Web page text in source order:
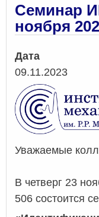
Семинар
ноября
Дата
09.11.2023
Уважаемые
В четверг 23
506 состоится